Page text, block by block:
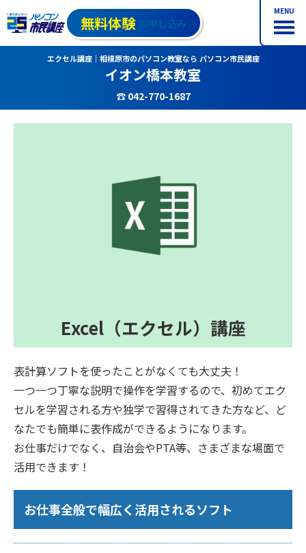
MENU
無料体験 お申し込み
エクセル講座｜相模原市のパソコン教室なら パソコン市民講座
イオン橋本教室
☎ 042-770-1687
Excel（エクセル）講座
表計算ソフトを使ったことがなくても大丈夫！
一つ一つ丁寧な説明で操作を学習するので、初めてエク
セルを学習される方や独学で習得されてきた方など、ど
なたでも簡単に表作成ができるようになります。
お仕事だけでなく、自治会やPTA等、さまざまな場面で
活用できます！
お仕事全般で幅広く活用されるソフト